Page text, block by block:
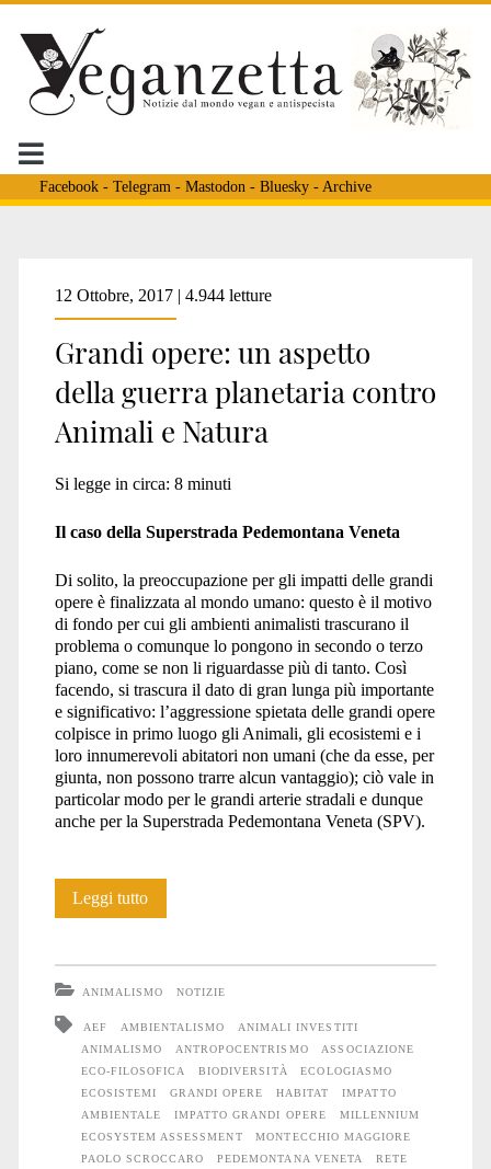
Facebook- Telegram - Mastodon - Bluesky- Archive
Tag:
<span>vicenza</span>
12 Ottobre, 2017 | 4.944 letture
Grandi opere: un aspetto
della guerra planetaria contro
Animali e Natura
Si legge in circa: 8 minuti
Il caso della Superstrada Pedemontana Veneta
Di solito, la preoccupazione per gli impatti delle grandi
opere è finalizzata al mondo umano: questo è il motivo
di fondo per cui gli ambienti animalisti trascurano il
problema o comunque lo pongono in secondo o terzo
piano, come se non li riguardasse più di tanto. Così
facendo, si trascura il dato di gran lunga più importante
e significativo: l’aggressione spietata delle grandi opere
colpisce in primo luogo gli Animali, gli ecosistemi e i
loro innumerevoli abitatori non umani (che da esse, per
giunta, non possono trarre alcun vantaggio); ciò vale in
particolar modo per le grandi arterie stradali e dunque
anche per la Superstrada Pedemontana Veneta (SPV).
Leggi tuttoGrandi
della
guerra
planetaria
ANIMALISMO NOTIZIE
AEF AMBIENTALISMO
ANIMALI INVESTITI
ANIMALISMO
ANTROPOCENTRISMO
ASSOCIAZIONE
ECO-FILOSOFICA
BIODIVERSITÀ
ECOLOGIASMO
ECOSISTEMI
GRANDI OPERE HABITAT
IMPATTO
AMBIENTALE
IMPATTO GRANDI OPERE
MILLENNIUM
ECOSYSTEM ASSESSMENT
MONTECCHIO MAGGIORE
PAOLO SCROCCARO
PEDEMONTANA VENETA
RETE